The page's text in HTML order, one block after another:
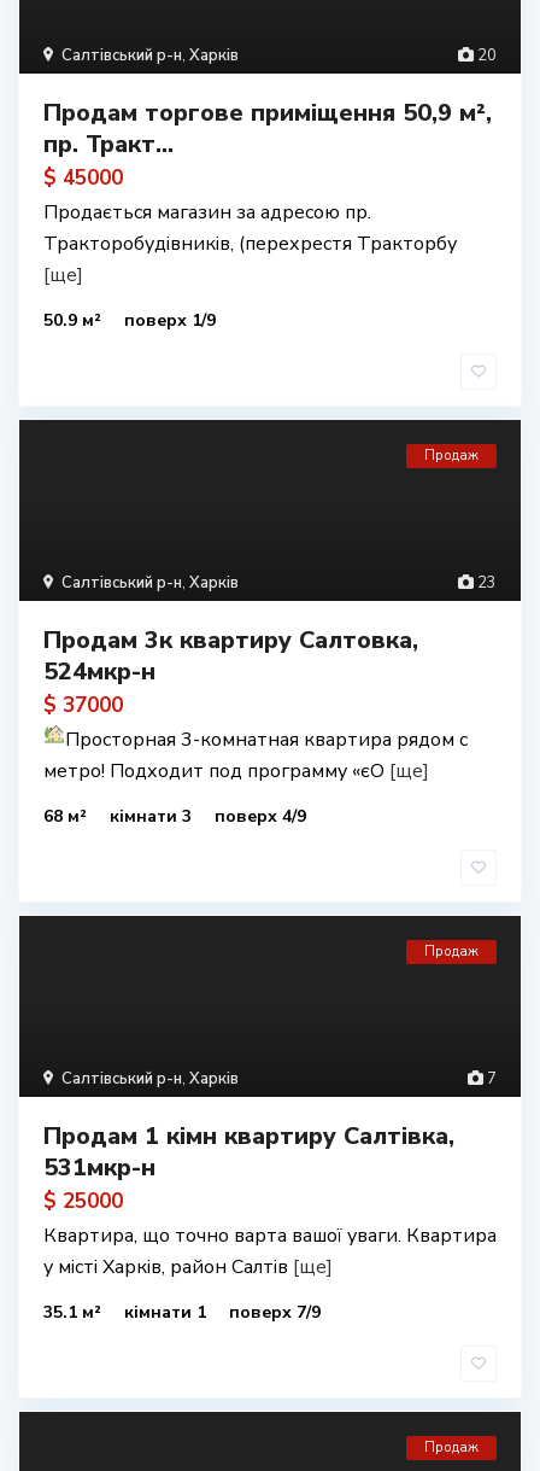
20
Салтівський р-н, Харків
Продам торгове приміщення 50,9 м²,
пр. Тракт...
$ 45000
Продається магазин за адресою пр.
Тракторобудівників, (перехрестя Тракторбу
[ще]
50.9 м² поверх 1/9
23
Салтівський р-н, Харків
Продаж
Продам 3к квартиру Салтовка,
524мкр-н
$ 37000
Просторная 3-комнатная квартира рядом с
метро! Подходит под программу «єО [ще]
68 м² кімнати 3 поверх 4/9
7
Салтівський р-н, Харків
Продаж
Продам 1 кімн квартиру Салтівка,
531мкр-н
$ 25000
Квартира, що точно варта вашої уваги. Квартира
у місті Харків, район Салтів [ще]
35.1 м² кімнати 1 поверх 7/9
Продаж